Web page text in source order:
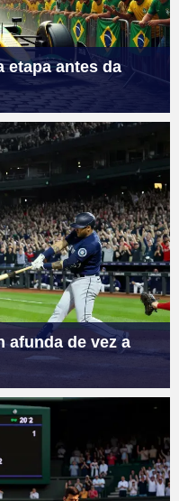
etapa antes da
afunda de vez a